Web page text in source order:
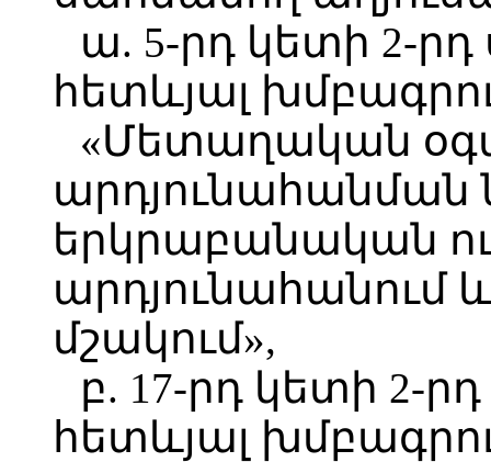
ա. 5-րդ կետի 2-րդ
հետևյալ
«Մետաղական
երկրաբանական
արդյունահանում
մշակում»,
բ. 17-րդ կետի 2-
հետևյալ